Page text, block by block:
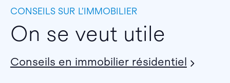
CONSEILS SUR L’IMMOBILIER
On se veut utile
Conseils en immobilier résidentiel